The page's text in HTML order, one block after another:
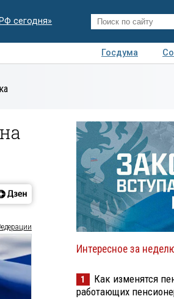
сегодня»
Госдума
Интересное за
1
Как изменятся
работающих